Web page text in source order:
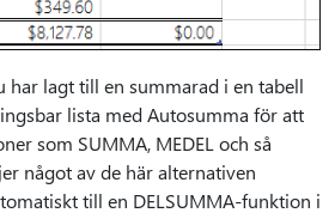
har lagt till en summarad i en tabell
lista med Autosumma för att
som SUMMA, MEDEL och så
något av de här alternativen
till en DELSUMMA-funktion i